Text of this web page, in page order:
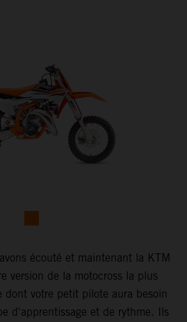
écouté et maintenant la KTM
version de la motocross la plus
votre petit pilote aura besoin
d'apprentissage et de rythme. Ils